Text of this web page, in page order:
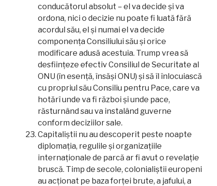
conducătorul absolut – el va decide și va
ordona, nici o decizie nu poate fi luată fără
acordul său, el și numai el va decide
componența Consiliului său și orice
modificare adusă acestuia. Trump vrea să
desființeze efectiv Consiliul de Securitate al
ONU (în esență, însăși ONU) și să îl înlocuiască
cu propriul său Consiliu pentru Pace, care va
hotărî unde va fi război și unde pace,
răsturnând sau va instalând guverne
conform deciziilor sale.
Capitaliștii nu au descoperit peste noapte
diplomația, regulile și organizațiile
internaționale de parcă ar fi avut o revelație
bruscă. Timp de secole, colonialiștii europeni
au acționat pe baza forței brute, a jafului, a